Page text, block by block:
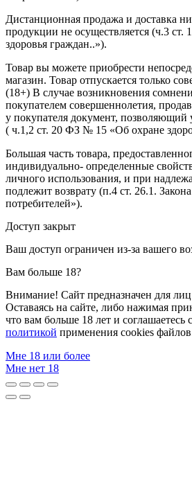
Дистанционная продажа и доставка
продукции не осуществляется (ч.3
здоровья граждан..»).
Товар вы можете приобрести
магазин. Товар отпускается только
(18+) В случае возникновения
покупателем совершеннолетия,
у покупателя документ, позволяющий
( ч.1,2 ст. 20 ФЗ № 15 «Об охране
Большая часть товара,
индивидуально- определенные
личного использования, и при
подлежит возврату (п.4 ст. 26.1.
потребителей»).
Доступ закрыт
Ваш доступ ограничен из-за вашего
Вам больше 18?
Внимание! Сайт предназначен для
Оставаясь на сайте, либо нажимая
что вам больше 18 лет и соглашаетесь с
политикой применения cookies
Мне 18 или более
Мне нет 18